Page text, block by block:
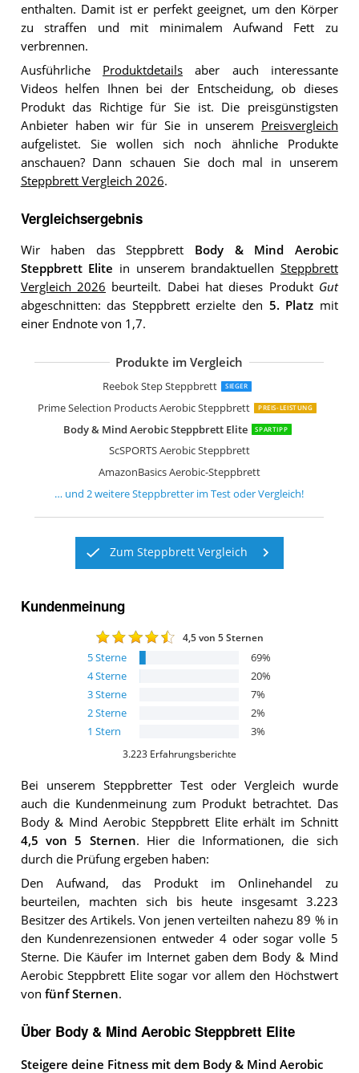
enthalten. Damit ist er perfekt geeignet, um den Körper
zu straffen und mit minimalem Aufwand Fett zu
verbrennen.
Ausführliche Produktdetailsaber auch interessante
Videos helfen Ihnen bei der Entscheidung, ob dieses
Produkt das Richtige für Sie ist. Die preisgünstigsten
Anbieter haben wir für Sie in unserem Preisvergleich
aufgelistet. Sie wollen sich noch ähnliche Produkte
anschauen? Dann schauen Sie doch mal in unserem
Steppbrett Vergleich 2026.
Vergleichsergebnis
Wir haben das Steppbrett Body & Mind Aerobic
Steppbrett Elite in unserem brandaktuellen Steppbrett
Vergleich 2026 beurteilt. Dabei hat dieses Produkt Gut
abgeschnitten: das Steppbrett erzielte den 5. Platz mit
einer Endnote von 1,7.
Produkte im Vergleich
Reebok Step Steppbrett SIEGER
Prime Selection Products Aerobic Steppbrett PREIS-LEISTUNG
Body & Mind Aerobic Steppbrett Elite SPARTIPP
ScSPORTS Aerobic Steppbrett
AmazonBasics Aerobic-Steppbrett
TecTake Steppbrett
POWRX Steppbrett
… und2weitereSteppbretter im Test oder Vergleich!
Zum Steppbrett Vergleich
Kundenmeinung
4,5von 5 Sternen
5Sterne 69%
4Sterne 20%
3Sterne 7%
2Sterne 2%
1 Stern 3%
3.223 Erfahrungsberichte
Bei unserem SteppbretterTest oder Vergleich wurde
auch die Kundenmeinung zum Produkt betrachtet. Das
Body & Mind Aerobic Steppbrett Eliteerhält im Schnitt
4,5 von 5 Sternen. Hier die Informationen, die sich
durch die Prüfung ergeben haben:
Den Aufwand, das Produkt im Onlinehandel zu
beurteilen, machten sich bis heute insgesamt 3.223
Besitzer des Artikels. Von jenen verteilten nahezu 89 % in
den Kundenrezensionen entweder 4 oder sogar volle 5
Sterne. Die Käufer im Internet gaben dem Body & Mind
Aerobic Steppbrett Elite sogar vor allem den Höchstwert
von fünf Sternen.
Über Body & Mind Aerobic Steppbrett Elite
Steigere deine Fitness mit dem Body & Mind Aerobic